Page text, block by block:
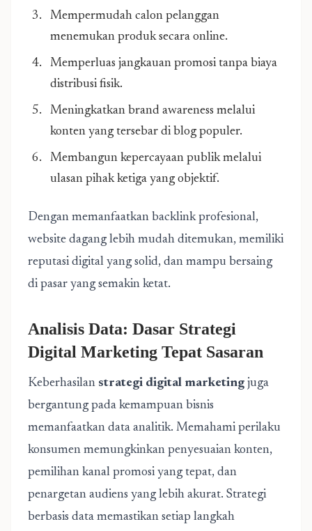
Mempermudah calon pelanggan
menemukan produk secara online.
Memperluas jangkauan promosi tanpa biaya
distribusi fisik.
Meningkatkan brand awareness melalui
konten yang tersebar di blog populer.
Membangun kepercayaan publik melalui
ulasan pihak ketiga yang objektif.
Dengan memanfaatkan backlink profesional,
website dagang lebih mudah ditemukan, memiliki
reputasi digital yang solid, dan mampu bersaing
di pasar yang semakin ketat.
Analisis Data: Dasar Strategi
Digital Marketing Tepat Sasaran
Keberhasilan strategi digital marketing juga
bergantung pada kemampuan bisnis
memanfaatkan data analitik. Memahami perilaku
konsumen memungkinkan penyesuaian konten,
pemilihan kanal promosi yang tepat, dan
penargetan audiens yang lebih akurat. Strategi
berbasis data memastikan setiap langkah